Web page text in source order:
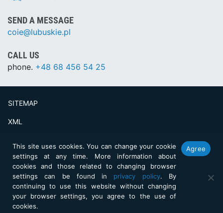
SEND A MESSAGE
coie@lubuskie.pl
CALL US
phone. +48 68 456 54 25
SITEMAP
XML
This site uses cookies. You can change your cookie
settings at any time. More information about
cookies and those related to changing browser
settings can be found in privacy policy. By
continuing to use this website without changing
your browser settings, you agree to the use of
cookies.
Agree